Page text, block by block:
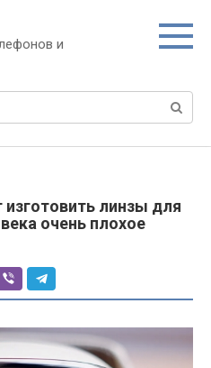
и
изготовить линзы для
очень плохое